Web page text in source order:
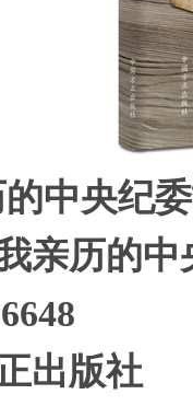
中央纪
亲历的
出版社